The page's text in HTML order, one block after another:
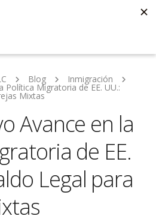
Blog Inmigración
Política Migratoria de EE. UU.:
Mixtas
Avance en la
de EE.
Legal para